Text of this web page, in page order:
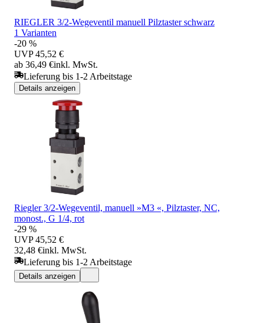
RIEGLER 3/2-Wegeventil manuell Pilztaster schwarz
1 Varianten
-20 %
UVP 45,52 €
ab 36,49 €inkl. MwSt.
Lieferung bis 1-2 Arbeitstage
Details anzeigen
Riegler 3/2-Wegeventil, manuell »M3 «, Pilztaster, NC,
monost., G 1/4, rot
-29 %
UVP 45,52 €
32,48 €inkl. MwSt.
Lieferung bis 1-2 Arbeitstage
Details anzeigen